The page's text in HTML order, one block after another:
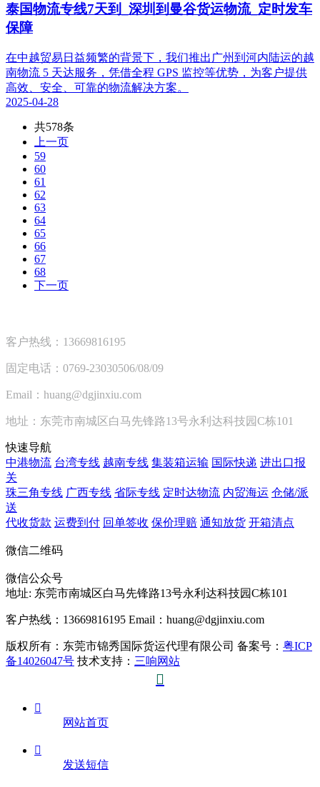
泰国物流专线7天到_深圳到曼谷货运物流_定时发车
保障
在中越贸易日益频繁的背景下，我们推出广州到河内陆运的越
南物流 5 天达服务，凭借全程 GPS 监控等优势，为客户提供
高效、安全、可靠的物流解决方案。
2025-04-28
共578条
上一页
59
60
61
62
63
64
65
66
67
68
下一页
客户热线：13669816195
固定电话：0769-23030506/08/09
Email：huang@dgjinxiu.com
地址：东莞市南城区白马先锋路13号永利达科技园C栋101
快速导航
中港物流 台湾专线 越南专线 集装箱运输 国际快递 进出口报
关
珠三角专线 广西专线 省际专线 定时达物流 内贸海运 仓储/派
送
代收货款 运费到付 回单签收 保价理赔 通知放货 开箱清点
微信二维码
微信公众号
地址: 东莞市南城区白马先锋路13号永利达科技园C栋101
客户热线：13669816195 Email：huang@dgjinxiu.com
版权所有：东莞市锦秀国际货运代理有限公司 备案号： 粤ICP
备14026047号 技术支持： 三响网站


网站首页

发送短信